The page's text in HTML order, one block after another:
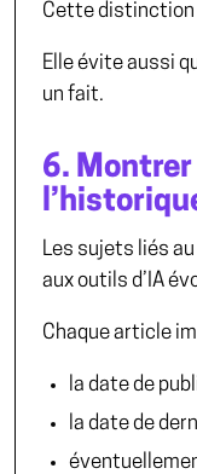
Cette distinction
Elle évite aussi
un fait.
6.
Les sujets liés
aux outils d’IA
Chaque article
la date de
la date de